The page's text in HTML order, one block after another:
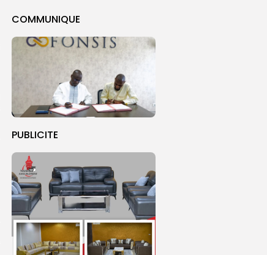
COMMUNIQUE
PUBLICITE